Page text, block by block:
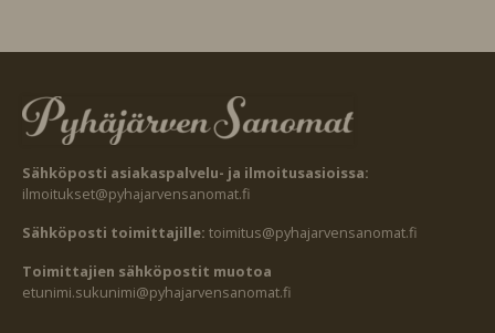
Sähköposti asiakaspalvelu- ja ilmoitusasioissa:
ilmoitukset@pyhajarvensanomat.fi
Sähköposti toimittajille: toimitus@pyhajarvensanomat.fi
Toimittajien sähköpostit muotoa
etunimi.sukunimi@pyhajarvensanomat.fi